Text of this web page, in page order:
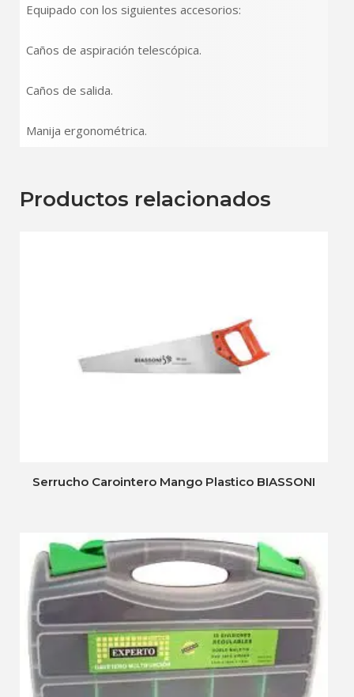
Equipado con los siguientes accesorios:
Caños de aspiración telescópica.
Caños de salida.
Manija ergonométrica.
Productos relacionados
Serrucho Carointero Mango Plastico BIASSONI